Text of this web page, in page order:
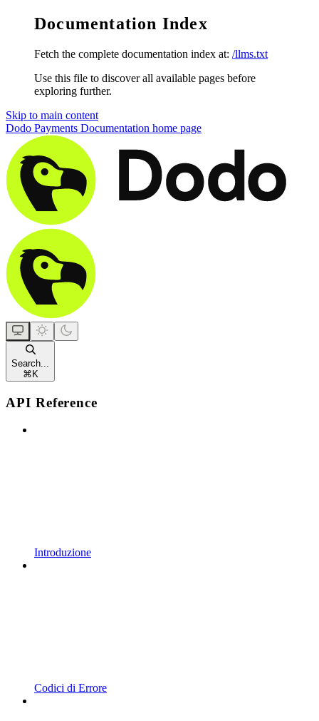
Documentation Index
Fetch the complete documentation index at: /llms.txt
Use this file to discover all available pages before
exploring further.
Skip to main content
Dodo Payments Documentation home page
Search...
⌘ K
API Reference
Introduzione
Codici di Errore